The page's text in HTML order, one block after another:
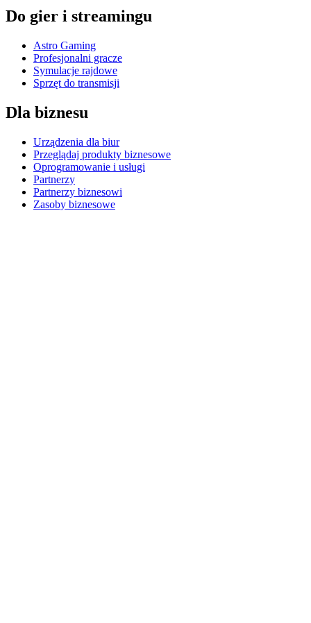
Do gier i streamingu
Astro Gaming
Profesjonalni gracze
Symulacje rajdowe
Sprzęt do transmisji
Dla biznesu
Urządzenia dla biur
Przeglądaj produkty biznesowe
Oprogramowanie i usługi
Partnerzy
Partnerzy biznesowi
Zasoby biznesowe